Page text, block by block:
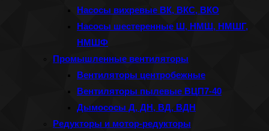
Насосы вихревые ВК, ВКС, ВКО
Насосы шестеренные Ш, НМШ, НМШГ,
НМШФ
Промышленные вентиляторы
Вентиляторы центробежные
Вентиляторы пылевые ВЦП7-40
Дымососы Д, ДН, ВД, ВДН
Редукторы и мотор-редукторы